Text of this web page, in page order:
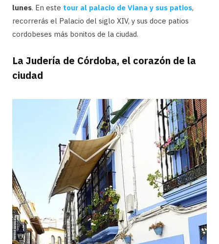
lunes. En este tour al palacio de Viana y sus patios,
recorrerás el Palacio del siglo XIV, y sus doce patios
cordobeses más bonitos de la ciudad.
La Judería de Córdoba, el corazón de la
ciudad